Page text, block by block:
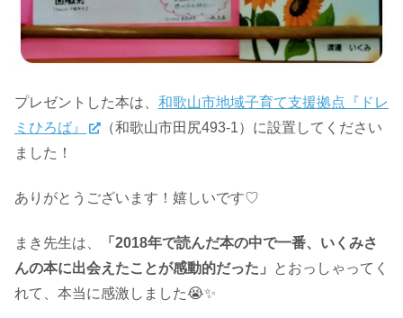
プレゼントした本は、 和歌山市地域子育て支援拠点『ドレ
ミひろば』
（和歌山市田尻493-1）に設置してください
ました！
ありがとうございます！嬉しいです♡
まき先生は、
「2018年で読んだ本の中で一番、いくみさ
んの本に出会えたことが感動的だった」
とおっしゃってく
れて、本当に感激しました😭✨